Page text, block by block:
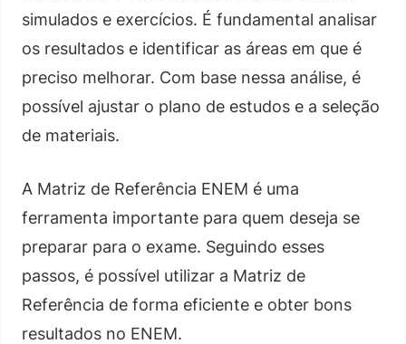
simulados e exercícios. É fundamental analisar
os resultados e identificar as áreas em que é
preciso melhorar. Com base nessa análise, é
possível ajustar o plano de estudos e a seleção
de materiais.
A Matriz de Referência ENEM é uma
ferramenta importante para quem deseja se
preparar para o exame. Seguindo esses
passos, é possível utilizar a Matriz de
Referência de forma eficiente e obter bons
resultados no ENEM.